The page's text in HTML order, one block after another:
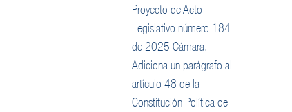
Proyecto de Acto
Legislativo número 184
de 2025 Cámara.
Adiciona un parágrafo al
artículo 48 de la
Constitución Política de